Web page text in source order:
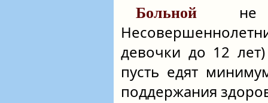
Больной не
девочки до 12
пусть едят
поддержания